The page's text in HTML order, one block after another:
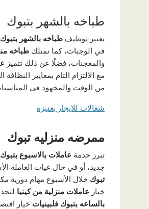
طباخه بالشهر بتبوك
يعتبر توظيف طباخه بالشهر بتبوك
في الوجبات، كما تمتلك طباخه
والمعجنات، فضلًا عن ذلك تتميز
مع الالتزام التام بمعايير
من الوقت والمجهود في
شغالات للايجار بعنيزة
ممرضه منزليه تبوك
تبرز خدمة عاملات بالاسبوع بتبوك
جديد، أو في حال غياب العاملة
تبوك خلال الأسبوع مهام دورية
خيار عاملات منزلية من كينيا
بالساعه بتبوك فلبينيات خيار